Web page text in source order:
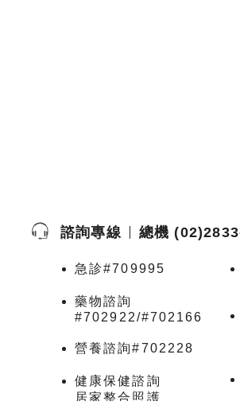
諮詢專線 總機
急診#709995
藥物諮詢
#702922/#702166
營養諮詢#702228
健康保健諮詢
居家整合照護